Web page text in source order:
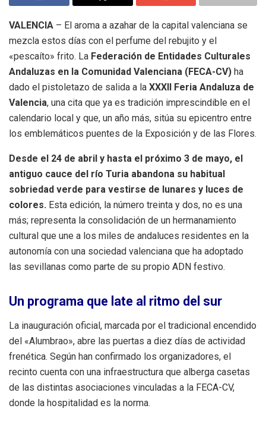
VALENCIA – El aroma a azahar de la capital valenciana se
mezcla estos días con el perfume del rebujito y el
«pescaíto» frito. La Federación de Entidades Culturales
Andaluzas en la Comunidad Valenciana (FECA-CV) ha
dado el pistoletazo de salida a la XXXII Feria Andaluza de
Valencia, una cita que ya es tradición imprescindible en el
calendario local y que, un año más, sitúa su epicentro entre
los emblemáticos puentes de la Exposición y de las Flores.
Desde el 24 de abril y hasta el próximo 3 de mayo, el
antiguo cauce del río Turia abandona su habitual
sobriedad verde para vestirse de lunares y luces de
colores. Esta edición, la número treinta y dos, no es una
más; representa la consolidación de un hermanamiento
cultural que une a los miles de andaluces residentes en la
autonomía con una sociedad valenciana que ha adoptado
las sevillanas como parte de su propio ADN festivo.
Un programa que late al ritmo del sur
La inauguración oficial, marcada por el tradicional encendido
del «Alumbrao», abre las puertas a diez días de actividad
frenética. Según han confirmado los organizadores, el
recinto cuenta con una infraestructura que alberga casetas
de las distintas asociaciones vinculadas a la FECA-CV,
donde la hospitalidad es la norma.